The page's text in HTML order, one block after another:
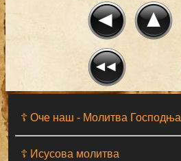
☦ Оче наш - Moлитва Господња
☦ Исусова молитва